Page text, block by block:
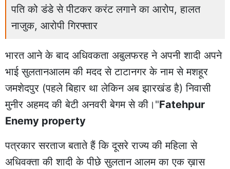
पति को डंडे से पीटकर करंट लगाने का आरोप, हालत
नाजुक, आरोपी गिरफ्तार
भारत आने के बाद अधिवकता अबुलफरह ने अपनी शादी अपने
भाई सुलतानआलम की मदद से टाटानगर के नाम से मशहूर
जमशेदपुर (पहले बिहार था लेकिन अब झारखंड है) निवासी
मुनीर अहमद की बेटी अनवरी बेगम से की।"Fatehpur
Enemy property
पत्रकार सरताज बताते हैं कि दूसरे राज्य की महिला से
अधिवक्ता की शादी के पीछे सुलतान आलम का एक ख़ास